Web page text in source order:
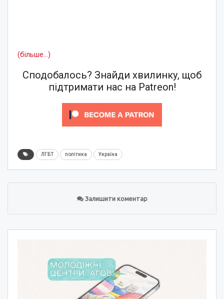
(більше…)
Сподобалось? Знайди хвилинку, щоб
підтримати нас на Patreon!
ЛГБТ політика Україна
Залишити коментар